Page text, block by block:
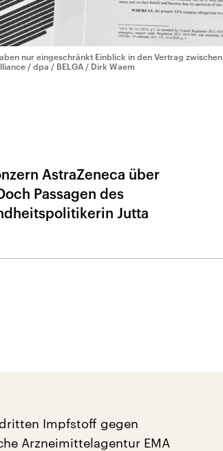
nur eingeschränkt Einblick in den Vertrag zwischen
/ dpa / BELGA / Dirk Waem
AstraZeneca über
Passagen des
Jutta
Impfstoff gegen
Arzneimittelagentur EMA